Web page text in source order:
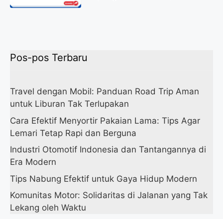
Sekarang)
Pos-pos Terbaru
Travel dengan Mobil: Panduan Road Trip Aman
untuk Liburan Tak Terlupakan
Cara Efektif Menyortir Pakaian Lama: Tips Agar
Lemari Tetap Rapi dan Berguna
Industri Otomotif Indonesia dan Tantangannya di
Era Modern
Tips Nabung Efektif untuk Gaya Hidup Modern
Komunitas Motor: Solidaritas di Jalanan yang Tak
Lekang oleh Waktu